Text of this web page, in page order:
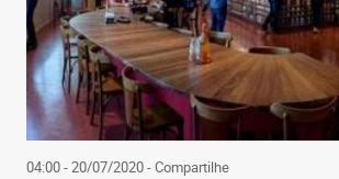
04:00 - 20/07/2020- Compartilhe